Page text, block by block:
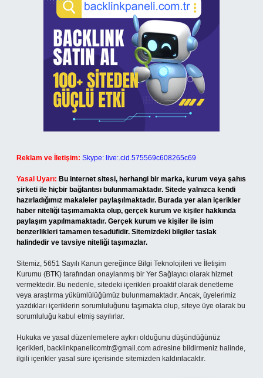
Reklam ve İletişim: Skype: live:.cid.575569c608265c69
Yasal Uyarı: Bu internet sitesi, herhangi bir marka, kurum veya şahıs
şirketi ile hiçbir bağlantısı bulunmamaktadır. Sitede yalnızca kendi
hazırladığımız makaleler paylaşılmaktadır. Burada yer alan içerikler
haber niteliği taşımamakta olup, gerçek kurum ve kişiler hakkında
paylaşım yapılmamaktadır. Gerçek kurum ve kişiler ile isim
benzerlikleri tamamen tesadüfidir. Sitemizdeki bilgiler taslak
halindedir ve tavsiye niteliği taşımazlar.
Sitemiz, 5651 Sayılı Kanun gereğince Bilgi Teknolojileri ve İletişim
Kurumu (BTK) tarafından onaylanmış bir Yer Sağlayıcı olarak hizmet
vermektedir. Bu nedenle, sitedeki içerikleri proaktif olarak denetleme
veya araştırma yükümlülüğümüz bulunmamaktadır. Ancak, üyelerimiz
yazdıkları içeriklerin sorumluluğunu taşımakta olup, siteye üye olarak bu
sorumluluğu kabul etmiş sayılırlar.
Hukuka ve yasal düzenlemelere aykırı olduğunu düşündüğünüz
içerikleri, backlinkpanelicomtr@gmail.com adresine bildirmeniz halinde,
ilgili içerikler yasal süre içerisinde sitemizden kaldırılacaktır.